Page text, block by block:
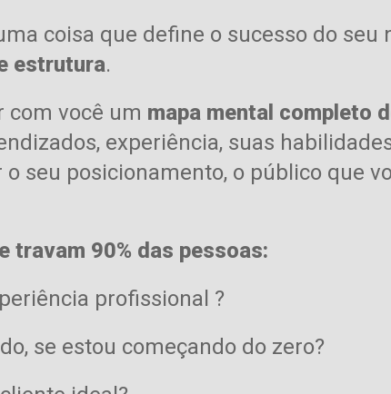
coisa que define o sucesso do seu
estrutura.
com você um mapa mental completo
experiência, suas
seu posicionamento, o público que
travam 90% das pessoas:
profissional ?
se estou começando do zero?